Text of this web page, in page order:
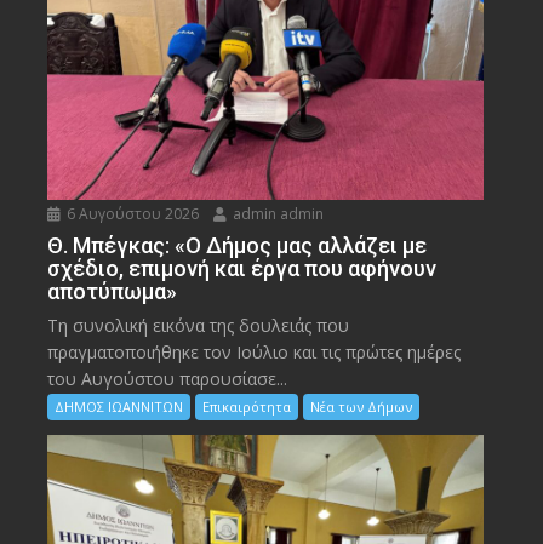
6 Αυγούστου 2026 admin admin
Θ. Μπέγκας: «Ο Δήμος μας αλλάζει με
σχέδιο, επιμονή και έργα που αφήνουν
αποτύπωμα»
Τη συνολική εικόνα της δουλειάς που
πραγματοποιήθηκε τον Ιούλιο και τις πρώτες ημέρες
του Αυγούστου παρουσίασε...
ΔΗΜΟΣ ΙΩΑΝΝΙΤΩΝ Επικαιρότητα Νέα των Δήμων